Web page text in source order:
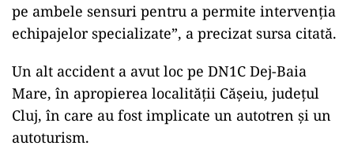
pe ambele sensuri pentru a permite intervenţia
echipajelor specializate”, a precizat sursa citată.
Un alt accident a avut loc pe DN1C Dej-Baia
Mare, în apropierea localităţii Căşeiu, judeţul
Cluj, în care au fost implicate un autotren şi un
autoturism.